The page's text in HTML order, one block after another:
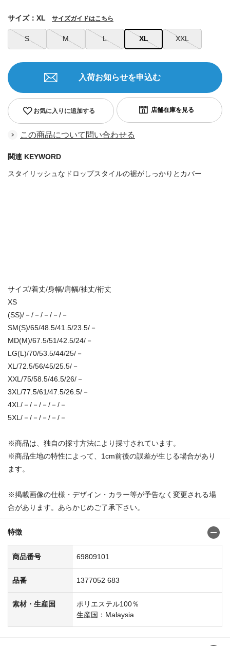
S M L XL XXL
サイズ：XL サイズガイドはこちら
お気に入りに追加する
入荷お知らせを申込む
この商品について問い合わせる
関連 KEYWORD
スタイリッシュなドロップスタイルの裾がしっかりとカバー
サイズ/着丈/身幅/肩幅/袖丈/裄丈
XS
(SS)/－/－/－/－/－
SM(S)/65/48.5/41.5/23.5/－
MD(M)/67.5/51/42.5/24/－
LG(L)/70/53.5/44/25/－
XL/72.5/56/45/25.5/－
XXL/75/58.5/46.5/26/－
3XL/77.5/61/47.5/26.5/－
4XL/－/－/－/－/－
5XL/－/－/－/－/－
※商品は、独自の採寸方法により採寸されています。
※商品生地の特性によって、1cm前後の誤差が生じる場合があり
ます。
※掲載画像の仕様・デザイン・カラー等が予告なく変更される場
合があります。あらかじめご了承下さい。
特徴
商品番号 69809101
品番 1377052 683
素材・生産国
ポリエステル100％
生産国：Malaysia